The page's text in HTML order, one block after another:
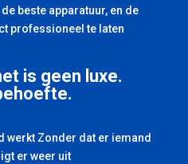
beste apparatuur, en de
professioneel te laten
is geen luxe.
werkt Zonder dat er iemand
er weer uit